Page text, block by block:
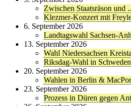
Zwischen Staatsräson und
Klezmer-Konzert mit
6. September 2026
Landtagswahl Sachsen-
13. September 2026
Wahl Niedersachsen
Riksdag-Wahl in Schweden
20. September 2026
Wahlen in Berlin &
23. September 2026
Prozess in Düren gegen